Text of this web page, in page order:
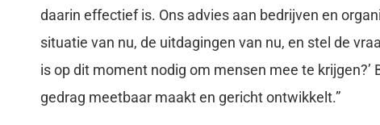
daarin effectief is. Ons advies aan bedrijven en
situatie van nu, de uitdagingen van nu, en stel de
is op dit moment nodig om mensen mee te krijgen?’
gedrag meetbaar maakt en gericht ontwikkelt.”